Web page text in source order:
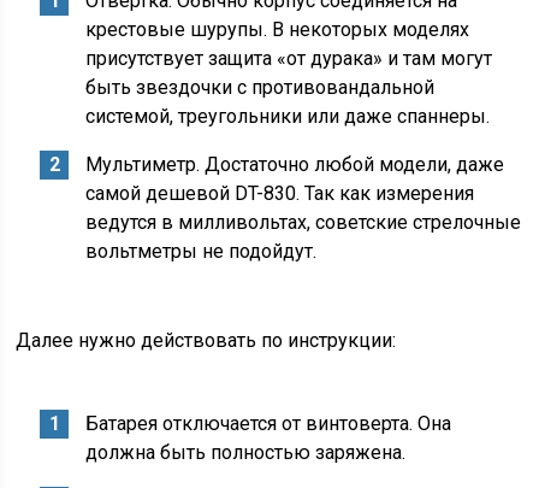
крестовые шурупы. В некоторых моделях
присутствует защита «от дурака» и там могут
быть звездочки с противовандальной
системой, треугольники или даже спаннеры.
Мультиметр. Достаточно любой модели, даже
самой дешевой DT-830. Так как измерения
ведутся в милливольтах, советские стрелочные
вольтметры не подойдут.
Далее нужно действовать по инструкции:
Батарея отключается от винтоверта. Она
должна быть полностью заряжена.